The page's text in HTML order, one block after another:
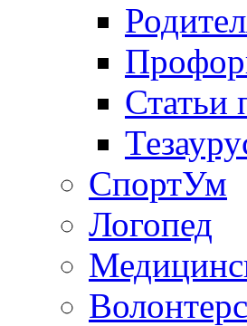
Статьи
СпортУм
Логопед